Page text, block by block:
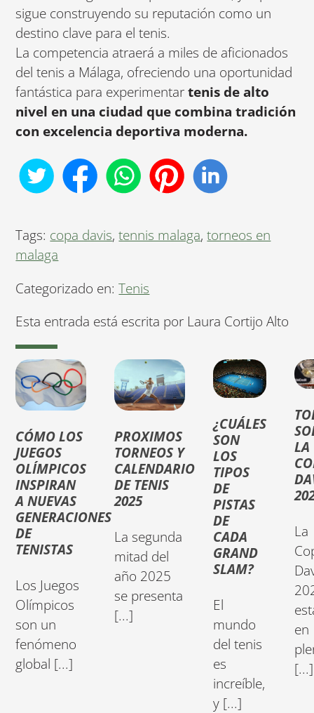
sigue construyendo su reputación como un
destino clave para el tenis.
La competencia atraerá a miles de aficionados
del tenis a Málaga, ofreciendo una oportunidad
fantástica para experimentartenis de alto
nivel en una ciudad que combina tradición
con excelencia deportiva moderna.
Tags: copa davis,tennis malaga,torneos en
malaga
Categorizado en:Tenis
Esta entrada está escrita por Laura Cortijo Alto
CÓMO LOS
JUEGOS
OLÍMPICOS
INSPIRAN
A NUEVAS
GENERACIONES
DE
TENISTAS
Los Juegos
Olímpicos
son un
fenómeno
global [...]
PROXIMOS
TORNEOS Y
CALENDARIO
DE TENIS
2025
La segunda
mitad del
año 2025
se presenta
[...]
¿CUÁLES
SON
LOS
TIPOS
DE
PISTAS
DE
CADA
GRAND
SLAM?
El
mundo
del tenis
es
increíble,
y [...]
LA
La
en
[...]